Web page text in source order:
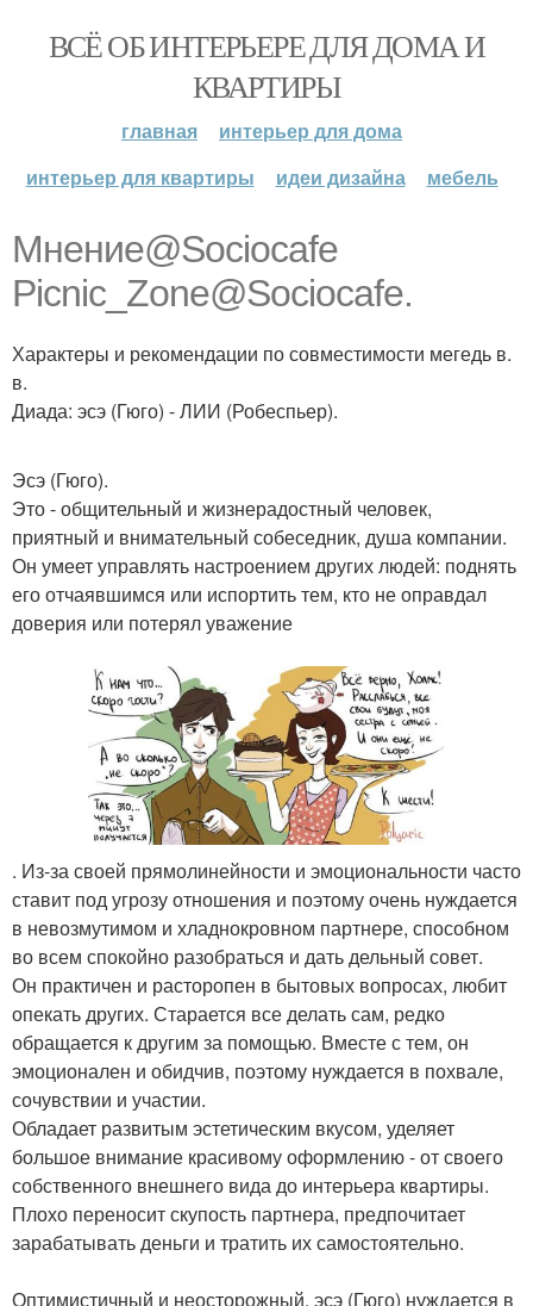
ВСЁ ОБ ИНТЕРЬЕРЕ ДЛЯ ДОМА И
КВАРТИРЫ
главная
интерьер для дома
интерьер для квартиры
идеи дизайна мебель
Мнение@Sociocafe
Picnic_Zone@Sociocafe.
Характеры и рекомендации по совместимости мегедь в.
в.
Диада: эсэ (Гюго) - ЛИИ (Робеспьер).
Эсэ (Гюго).
Это - общительный и жизнерадостный человек,
приятный и внимательный собеседник, душа компании.
Он умеет управлять настроением других людей: поднять
его отчаявшимся или испортить тем, кто не оправдал
доверия или потерял уважение
. Из-за своей прямолинейности и эмоциональности часто
ставит под угрозу отношения и поэтому очень нуждается
в невозмутимом и хладнокровном партнере, способном
во всем спокойно разобраться и дать дельный совет.
Он практичен и расторопен в бытовых вопросах, любит
опекать других. Старается все делать сам, редко
обращается к другим за помощью. Вместе с тем, он
эмоционален и обидчив, поэтому нуждается в похвале,
сочувствии и участии.
Обладает развитым эстетическим вкусом, уделяет
большое внимание красивому оформлению - от своего
собственного внешнего вида до интерьера квартиры.
Плохо переносит скупость партнера, предпочитает
зарабатывать деньги и тратить их самостоятельно.
Оптимистичный и неосторожный, эсэ (Гюго) нуждается в